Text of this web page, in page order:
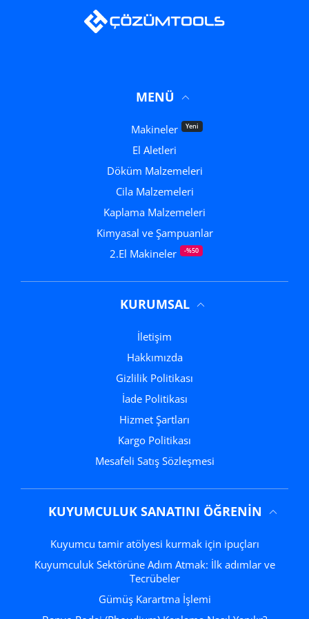
MENÜ
Makineler Yeni
El Aletleri
Döküm Malzemeleri
Cila Malzemeleri
Kaplama Malzemeleri
Kimyasal ve Şampuanlar
2.El Makineler
-%50
KURUMSAL
İletişim
Hakkımızda
Gizlilik Politikası
İade Politikası
Hizmet Şartları
Kargo Politikası
Mesafeli Satış Sözleşmesi
KUYUMCULUK SANATINI ÖĞRENIN
Kuyumcu tamir atölyesi kurmak için ipuçları
Kuyumculuk Sektörüne Adım Atmak: İlk adımlar ve
Tecrübeler
Gümüş Karartma İşlemi